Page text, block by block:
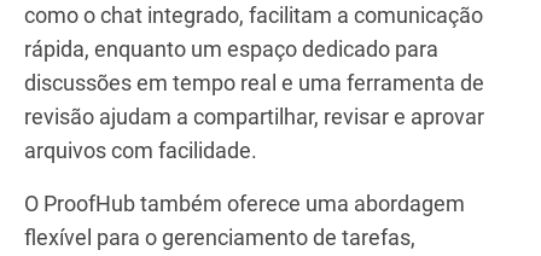
como o chat integrado, facilitam a comunicação
rápida, enquanto um espaço dedicado para
discussões em tempo real e uma ferramenta de
revisão ajudam a compartilhar, revisar e aprovar
arquivos com facilidade.
O ProofHub também oferece uma abordagem
flexível para o gerenciamento de tarefas,